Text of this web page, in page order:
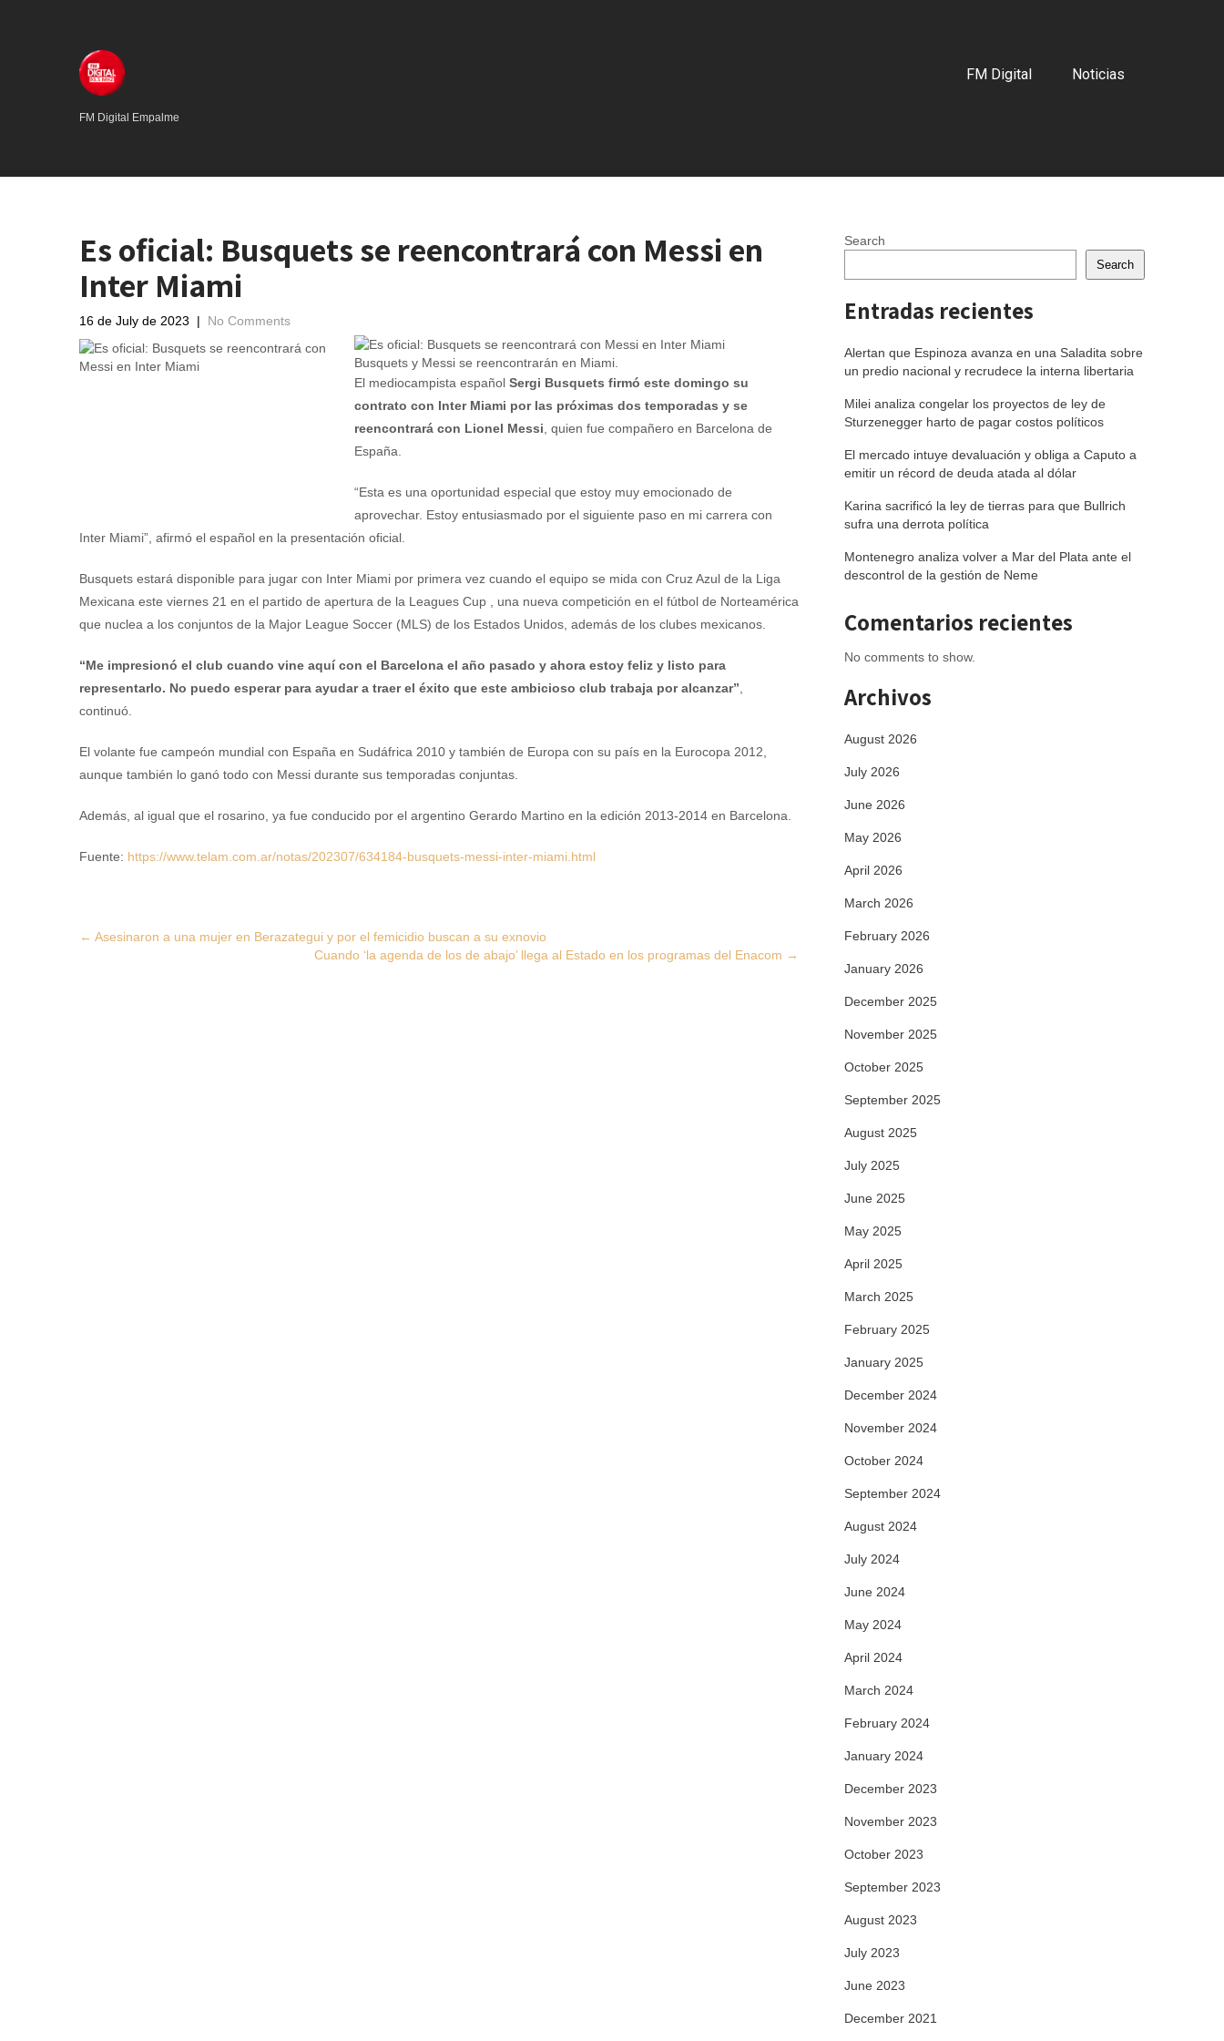
FM Digital Empalme
FM Digital Noticias
Es oficial: Busquets se reencontrará con Messi en
Inter Miami
16 de July de 2023 | No Comments
Busquets y Messi se reencontrarán en Miami.
El mediocampista españolSergi Busquets firmó este domingo su
contrato con Inter Miami por las próximas dos temporadas y se
reencontrará con Lionel Messi, quien fue compañero en Barcelona de
España.
“Esta es una oportunidad especial que estoy muy emocionado de
aprovechar. Estoy entusiasmado por el siguiente paso en mi carrera con
Inter Miami”, afirmó el español en la presentación oficial.
Busquets estará disponible para jugar con Inter Miami por primera vez cuando el equipo se mida con Cruz Azul de la Liga
Mexicana este viernes 21 en el partido de apertura de la Leagues Cup , una nueva competición en el fútbol de Norteamérica
que nuclea a los conjuntos de la Major League Soccer (MLS) de los Estados Unidos, además de los clubes mexicanos.
“Me impresionó el club cuando vine aquí con el Barcelona el año pasado y ahora estoy feliz y listo para
representarlo. No puedo esperar para ayudar a traer el éxito que este ambicioso club trabaja por alcanzar”,
continuó.
El volante fue campeón mundial con España en Sudáfrica 2010 y también de Europa con su país en la Eurocopa 2012,
aunque también lo ganó todo con Messi durante sus temporadas conjuntas.
Además, al igual que el rosarino, ya fue conducido por el argentino Gerardo Martino en la edición 2013-2014 en Barcelona.
Fuente: https://www.telam.com.ar/notas/202307/634184-busquets-messi-inter-miami.html
Post
← Asesinaron a una mujer en Berazategui y por el femicidio buscan a su exnovio
Cuando ‘la agenda de los de abajo’ llega al Estado en los programas del Enacom →
Search
Search
Entradas recientes
Alertan que Espinoza avanza en una Saladita sobre
un predio nacional y recrudece la interna libertaria
Milei analiza congelar los proyectos de ley de
Sturzenegger harto de pagar costos políticos
El mercado intuye devaluación y obliga a Caputo a
emitir un récord de deuda atada al dólar
Karina sacrificó la ley de tierras para que Bullrich
sufra una derrota política
Montenegro analiza volver a Mar del Plata ante el
descontrol de la gestión de Neme
Comentarios recientes
No comments to show.
Archivos
August 2026
July 2026
June 2026
May 2026
April 2026
March 2026
February 2026
January 2026
December 2025
November 2025
October 2025
September 2025
August 2025
July 2025
June 2025
May 2025
April 2025
March 2025
February 2025
January 2025
December 2024
November 2024
October 2024
September 2024
August 2024
July 2024
June 2024
May 2024
April 2024
March 2024
February 2024
January 2024
December 2023
November 2023
October 2023
September 2023
August 2023
July 2023
June 2023
December 2021